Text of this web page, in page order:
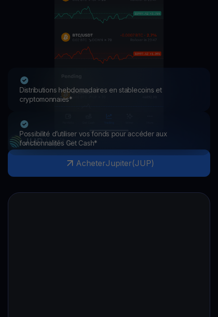
Distributions hebdomadaires en stablecoins et
cryptomonnaies*
Possibilité d’utiliser vos fonds pour accéder aux
fonctionnalités Get Cash*
JUPJupiter
AcheterJupiter(JUP)